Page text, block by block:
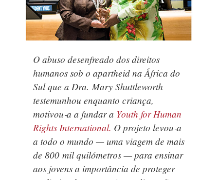
O abuso desenfreado dos direitos
humanos sob o apartheid na África do
Sul que a Dra. Mary Shuttleworth
testemunhou enquanto criança,
motivou‑a a fundar a Youth for Human
Rights International. O projeto levou‑a
a todo o mundo — uma viagem de mais
de 800 mil quilómetros — para ensinar
aos jovens a importância de proteger